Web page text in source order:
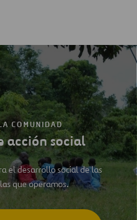
COMUNIDAD
acción social
el desarrollo social de las
que operamos.